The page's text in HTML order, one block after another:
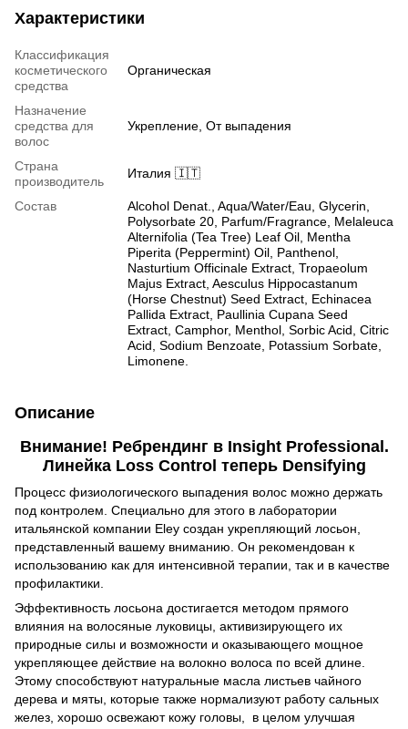
Характеристики
Классификация
косметического
средства
Органическая
Назначение
средства для
волос
Укрепление, От выпадения
Страна
производитель
Италия 🇮🇹
Состав
Alcohol Denat., Aqua/Water/Eau, Glycerin,
Polysorbate 20, Parfum/Fragrance, Melaleuca
Alternifolia (Tea Tree) Leaf Oil, Mentha
Piperita (Peppermint) Oil, Panthenol,
Nasturtium Officinale Extract, Tropaeolum
Majus Extract, Aesculus Hippocastanum
(Horse Chestnut) Seed Extract, Echinacea
Pallida Extract, Paullinia Cupana Seed
Extract, Camphor, Menthol, Sorbic Acid, Citric
Acid, Sodium Benzoate, Potassium Sorbate,
Limonene.
Описание
Внимание! Ребрендинг в Insight Professional.
Линейка Loss Control теперь Densifying
Процесс физиологического выпадения волос можно держать
под контролем. Специально для этого в лаборатории
итальянской компании Eley создан укрепляющий лосьон,
представленный вашему вниманию. Он рекомендован к
использованию как для интенсивной терапии, так и в качестве
профилактики.
Эффективность лосьона достигается методом прямого
влияния на волосяные луковицы, активизирующего их
природные силы и возможности и оказывающего мощное
укрепляющее действие на волокно волоса по всей длине.
Этому способствуют натуральные масла листьев чайного
дерева и мяты, которые также нормализуют работу сальных
желез, хорошо освежают кожу головы, в целом улучшая